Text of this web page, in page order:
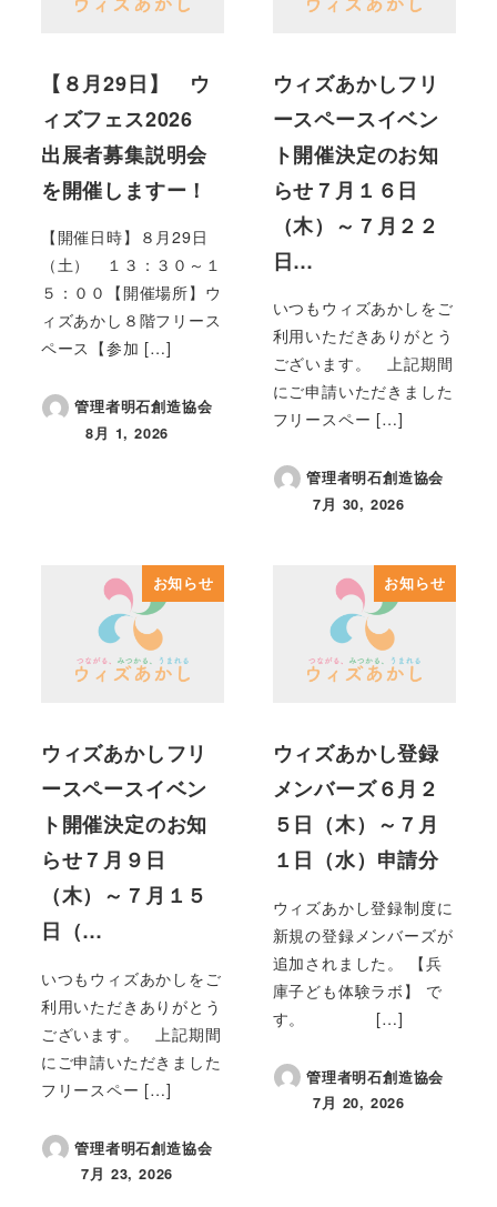
【８月29日】 ウ
ィズフェス2026
出展者募集説明会
を開催しますー！
【開催日時】８月29日
（土） １３：３０～１
５：００【開催場所】ウ
ィズあかし８階フリース
ペース【参加 […]
管理者明石創造協会
投稿日
8月 1, 2026
ウィズあかしフリ
ースペースイベン
ト開催決定のお知
らせ７月１６日
（木）～７月２２
日…
いつもウィズあかしをご
利用いただきありがとう
ございます。 上記期間
にご申請いただきました
フリースペー […]
管理者明石創造協会
投稿日
7月 30, 2026
お知らせ
ウィズあかしフリ
ースペースイベン
ト開催決定のお知
らせ７月９日
（木）～７月１５
日（…
いつもウィズあかしをご
利用いただきありがとう
ございます。 上記期間
にご申請いただきました
フリースペー […]
管理者明石創造協会
投稿日
7月 23, 2026
お知らせ
ウィズあかし登録
メンバーズ６月２
５日（木）～７月
１日（水）申請分
ウィズあかし登録制度に
新規の登録メンバーズが
追加されました。 【兵
庫子ども体験ラボ】 で
す。 […]
管理者明石創造協会
投稿日
7月 20, 2026